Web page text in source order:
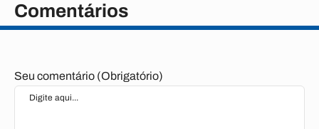
Comentários
Seu comentário (Obrigatório)